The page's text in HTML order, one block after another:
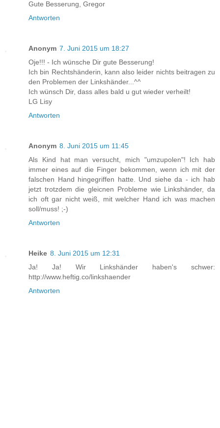
Gute Besserung, Gregor
Antworten
Anonym 7. Juni 2015 um 18:27
Oje!!! - Ich wünsche Dir gute Besserung!
Ich bin Rechtshänderin, kann also leider nichts beitragen zu
den Problemen der Linkshänder...^^
Ich wünsch Dir, dass alles bald u gut wieder verheilt!
LG Lisy
Antworten
Anonym 8. Juni 2015 um 11:45
Als Kind hat man versucht, mich "umzupolen"! Ich hab
immer eines auf die Finger bekommen, wenn ich mit der
falschen Hand hingegriffen hatte. Und siehe da - ich hab
jetzt trotzdem die gleicnen Probleme wie Linkshänder, da
ich oft gar nicht weiß, mit welcher Hand ich was machen
soll/muss! ;-)
Antworten
Heike 8. Juni 2015 um 12:31
Ja! Ja! Wir Linkshänder haben's schwer:
http://www.heftig.co/linkshaender
Antworten